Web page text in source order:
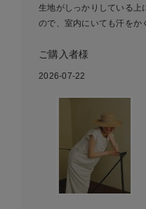
生地がしっかりしている上
ので、室内にいても汗をか
ご購入者様
2026-07-22